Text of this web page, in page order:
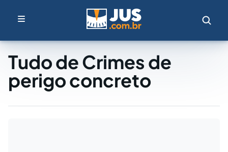
Tudo de Crimes de
perigo concreto